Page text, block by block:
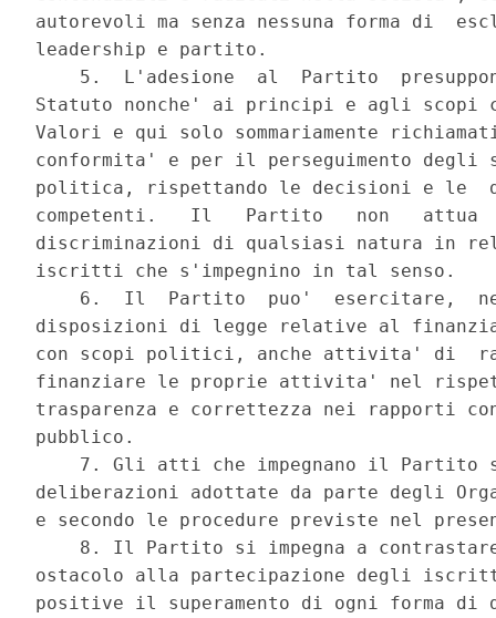
autorevoli ma senza nessuna forma di
leadership e partito.
5.  L'adesione  al  Partito
Statuto nonche' ai principi e agli scopi
Valori e qui solo sommariamente
conformita' e per il perseguimento
politica, rispettando le decisioni e le
competenti.   Il   Partito   non
discriminazioni di qualsiasi natura in
iscritti che s'impegnino in tal senso.
6.  Il  Partito  puo'  esercitare,
disposizioni di legge relative al
con scopi politici, anche attivita' di
finanziare le proprie attivita' nel
trasparenza e correttezza nei rapporti
pubblico.
7. Gli atti che impegnano il Partito
deliberazioni adottate da parte degli
e secondo le procedure previste nel
8. Il Partito si impegna a
ostacolo alla partecipazione degli
positive il superamento di ogni forma di